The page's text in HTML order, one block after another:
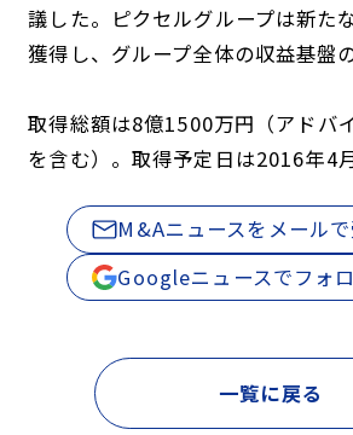
議した。ピクセルグループは新た
獲得し、グループ全体の収益基盤
取得総額は8億1500万円（アドバ
を含む）。取得予定日は2016年4
M&Aニュースをメール
Googleニュースでフォ
一覧に戻る